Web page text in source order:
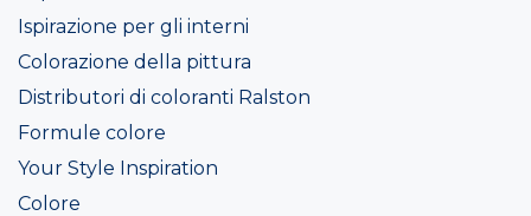
Ispirazione per gli interni
Colorazione della pittura
Distributori di coloranti Ralston
Formule colore
Your Style Inspiration
Colore